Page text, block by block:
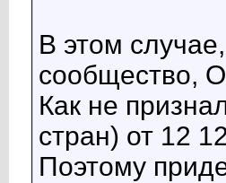
В этом
сообщество,
Как не
стран) от 12
Поэтому